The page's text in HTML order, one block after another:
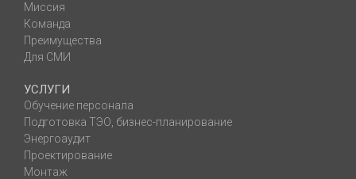
Миссия
Команда
Преимущества
Для СМИ
УСЛУГИ
Обучение персонала
Подготовка ТЭО, бизнес-планирование
Энергоаудит
Проектирование
Монтаж